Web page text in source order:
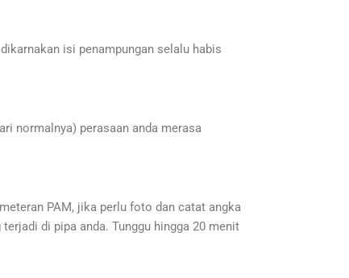
isi penampungan selalu habis
normalnya) perasaan anda merasa
PAM, jika perlu foto dan catat angka
di pipa anda. Tunggu hingga 20 menit